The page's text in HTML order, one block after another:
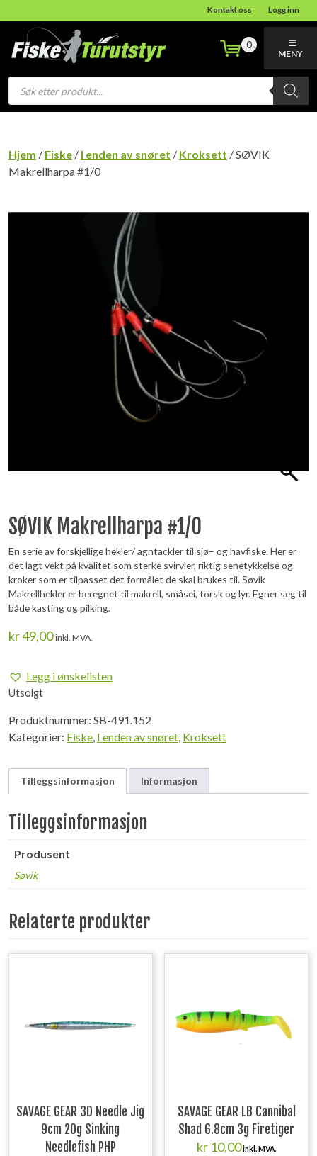
Kontakt oss Logg inn
Products
search
0
MENY
Hjem / Fiske / I enden av snøret / Kroksett / SØVIK
Makrellharpa #1/0
SØVIK Makrellharpa #1/0
En serie av forskjellige hekler/ agntackler til sjø– og havfiske. Her er
det lagt vekt på kvalitet som sterke svirvler, riktig senetykkelse og
kroker som er tilpasset det formålet de skal brukes til. Søvik
Makrellhekler er beregnet til makrell, småsei, torsk og lyr. Egner seg til
både kasting og pilking.
kr49,00 inkl. MVA.
Legg i ønskelisten
Utsolgt
Produktnummer: SB-491.152
Kategorier: Fiske, I enden av snøret, Kroksett
Tilleggsinformasjon Informasjon
Tilleggsinformasjon
Produsent
Søvik
Relaterte produkter
SAVAGE GEAR 3D Needle Jig
9cm 20g Sinking
Needlefish PHP
SAVAGE GEAR LB Cannibal
Shad 6.8cm 3g Firetiger
kr 10,00inkl. MVA.